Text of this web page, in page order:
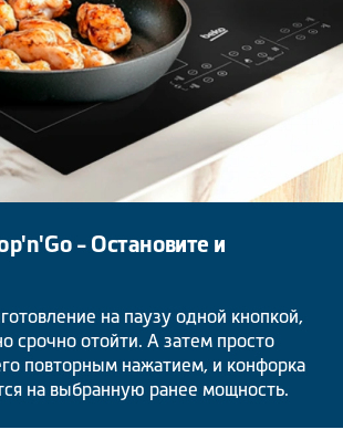
- Остановите и
на паузу одной кнопкой,
срочно отойти. А затем просто
повторным нажатием, и конфорка
на выбранную ранее мощность.